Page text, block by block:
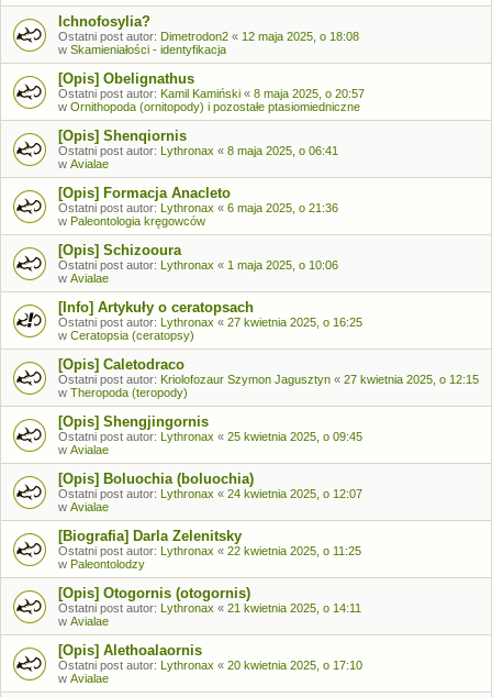
Ichnofosylia?
Ostatni post autor: Dimetrodon2 « 12 maja 2025, o 18:08
w Skamieniałości - identyfikacja
[Opis] Obelignathus
Ostatni post autor: Kamil Kamiński « 8 maja 2025, o 20:57
w Ornithopoda (ornitopody) i pozostałe ptasiomiedniczne
[Opis] Shenqiornis
Ostatni post autor: Lythronax « 8 maja 2025, o 06:41
w Avialae
[Opis] Formacja Anacleto
Ostatni post autor: Lythronax « 6 maja 2025, o 21:36
w Paleontologia kręgowców
[Opis] Schizooura
Ostatni post autor: Lythronax « 1 maja 2025, o 10:06
w Avialae
[Info] Artykuły o ceratopsach
Ostatni post autor: Lythronax « 27 kwietnia 2025, o 16:25
w Ceratopsia (ceratopsy)
[Opis] Caletodraco
Ostatni post autor: Kriolofozaur Szymon Jagusztyn « 27 kwietnia 2025, o 12:15
w Theropoda (teropody)
[Opis] Shengjingornis
Ostatni post autor: Lythronax « 25 kwietnia 2025, o 09:45
w Avialae
[Opis] Boluochia (boluochia)
Ostatni post autor: Lythronax « 24 kwietnia 2025, o 12:07
w Avialae
[Biografia] Darla Zelenitsky
Ostatni post autor: Lythronax « 22 kwietnia 2025, o 11:25
w Paleontolodzy
[Opis] Otogornis (otogornis)
Ostatni post autor: Lythronax « 21 kwietnia 2025, o 14:11
w Avialae
[Opis] Alethoalaornis
Ostatni post autor: Lythronax « 20 kwietnia 2025, o 17:10
w Avialae